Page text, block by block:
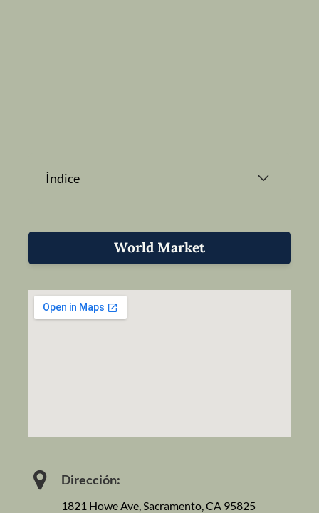
Índice
World Market
Dirección:
1821 Howe Ave, Sacramento, CA 95825